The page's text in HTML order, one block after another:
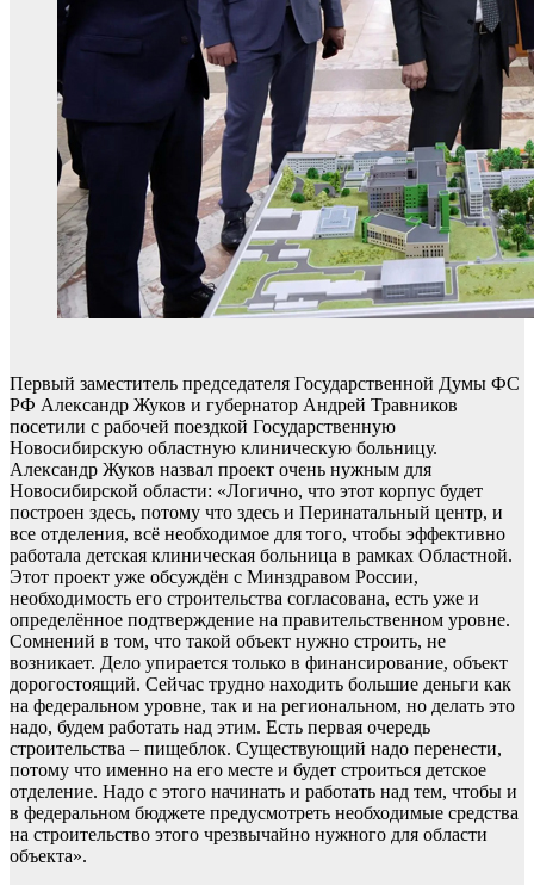
Первый заместитель председателя Государственной Думы ФС
РФ Александр Жуков и губернатор Андрей Травников
посетили с рабочей поездкой Государственную
Новосибирскую областную клиническую больницу.
Александр Жуков назвал проект очень нужным для
Новосибирской области: «Логично, что этот корпус будет
построен здесь, потому что здесь и Перинатальный центр, и
все отделения, всё необходимое для того, чтобы эффективно
работала детская клиническая больница в рамках Областной.
Этот проект уже обсуждён с Минздравом России,
необходимость его строительства согласована, есть уже и
определённое подтверждение на правительственном уровне.
Сомнений в том, что такой объект нужно строить, не
возникает. Дело упирается только в финансирование, объект
дорогостоящий. Сейчас трудно находить большие деньги как
на федеральном уровне, так и на региональном, но делать это
надо, будем работать над этим. Есть первая очередь
строительства – пищеблок. Существующий надо перенести,
потому что именно на его месте и будет строиться детское
отделение. Надо с этого начинать и работать над тем, чтобы и
в федеральном бюджете предусмотреть необходимые средства
на строительство этого чрезвычайно нужного для области
объекта».